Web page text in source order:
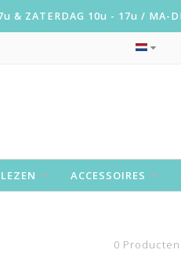
& ZATERDAG 10u - 17u / MA-
LEZEN ACCESSOIRES
0 Producten